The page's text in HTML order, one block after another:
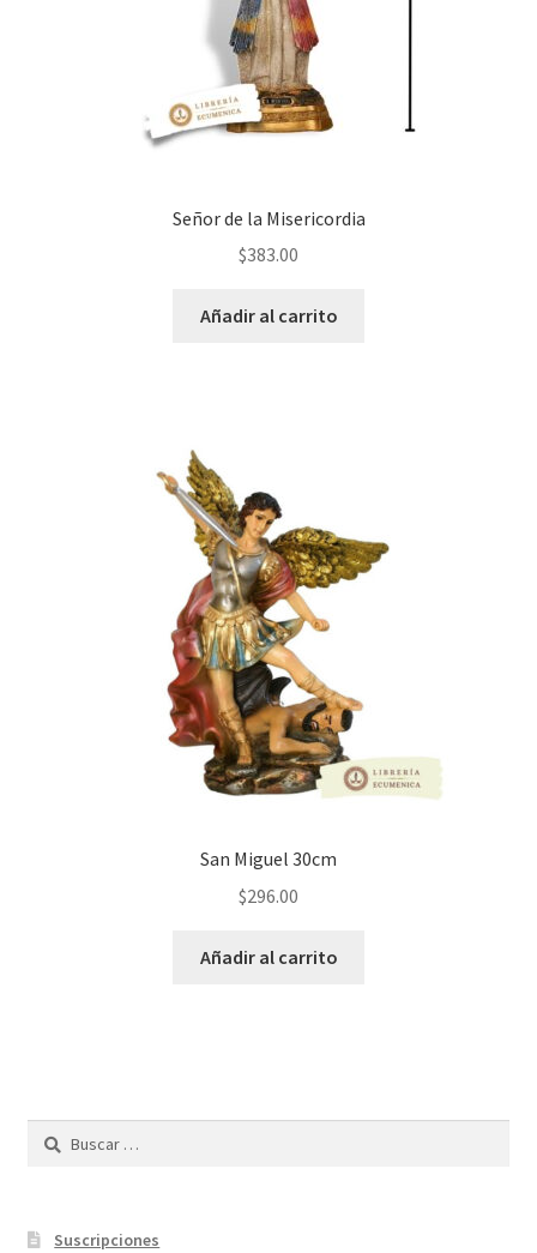
Señor de la Misericordia
$383.00
Añadir al carrito
San Miguel 30cm
$296.00
Añadir al carrito
Buscar:
Suscripciones